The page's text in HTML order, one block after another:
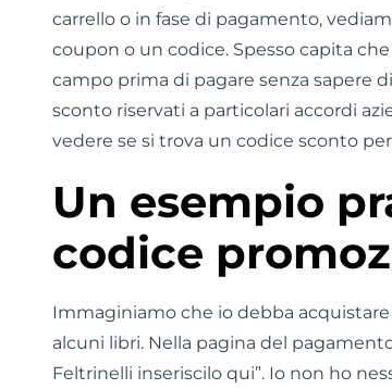
carrello o in fase di pagamento,
coupon o un codice. Spesso capita
campo prima di pagare senza sapere
sconto riservati a particolari accordi
vedere se si trova un codice sconto
Un esempio
codice
Immaginiamo che io debba
alcuni libri. Nella pagina del
Feltrinelli inseriscilo qui”. Io non ho